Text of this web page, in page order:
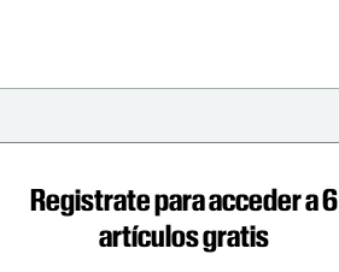
Registrate para acceder a 6
artículos gratis